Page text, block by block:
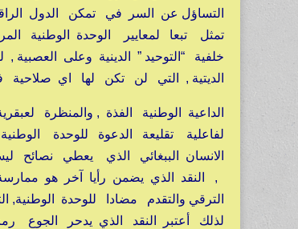
التساؤل عن السر في تمكن الدول
تمثل تبعا لمعايير الوحدة الوطنية
خلفية “التوحيد ” الدينية وعلى
الديتية , التي لن تكن لها اي صلاحية
الداعية الوطنية الفذة , والمنظرة
لفاعلية تقليعة الدعوة للوحدة
الانسان الببغائي الذي يعطي نصائح
, النقد الذي يضمن رأيا آخر هو
الترقي والتقدم مضادا للوحدة
لذلك أعتبر النقد الذي يدحر الجوع